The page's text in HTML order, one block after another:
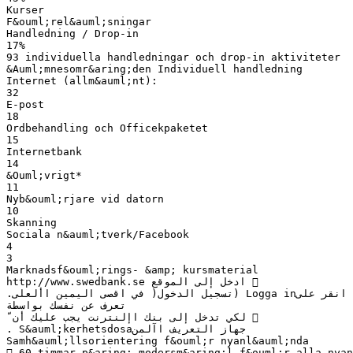
Kurser
F&ouml;rel&auml;sningar
Handledning / Drop-in
17%
93 individuella handledningar och drop-in aktiviteter
&Auml;mnesomr&aring;den Individuell handledning
Internet (allm&auml;nt):
32
E-post
18
Ordbehandling och Officekpaketet
15
Internetbank
14
&Ouml;vrigt*
11
Nyb&ouml;rjare vid datorn
10
Skanning
Sociala n&auml;tverk/Facebook
4
3
Marknadsf&ouml;rings- &amp; kursmaterial
‫‪ ‬ادخل إلى الموقع ‪http://www.swedbank.se‬‬
‫‪ ‬انقر على‪) Logga in‬تسجيل الدخول( في اقصى اليمين األعلى‪.‬‬
‫تعرف عن نفسك بواسطة‬
‫‪ ‬لكي تدخل إلى بنك اإلنترنت يجب عليك أن ّ‬
‫جهاز التعريف اآلمن‪. S&auml;kerhetsdosa‬‬
Samh&auml;llsorientering f&ouml;r nyanl&auml;nda